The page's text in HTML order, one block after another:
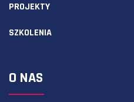
PROJEKTY
SZKOLENIA
O NAS